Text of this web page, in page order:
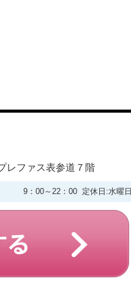
レファス表参道７階
9：00～22：00 定休日:水曜日